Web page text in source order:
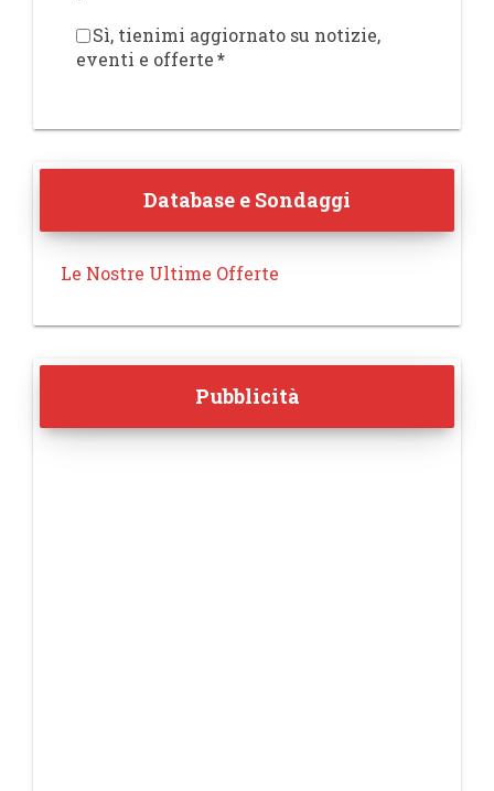
Sì, tienimi aggiornato su notizie,
eventi e offerte*
Database e Sondaggi
Le Nostre Ultime Offerte
Pubblicità